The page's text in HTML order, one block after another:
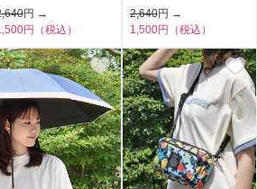
円 →
円（税込）
2,640円 →
1,500円（税込）